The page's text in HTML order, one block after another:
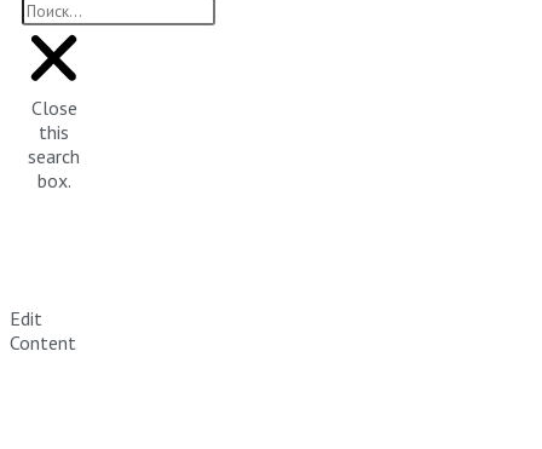
Close
this
search
box.
Edit
Content